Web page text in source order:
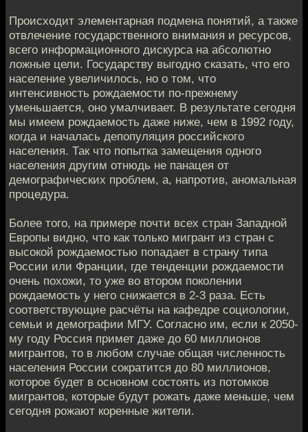
Происходит элементарная подмена понятий, а также
отвлечение государственного внимания и ресурсов,
всего информационного дискурса на абсолютно
ложные цели. Государству выгодно сказать, что его
население увеличилось, но о том, что
интенсивность рождаемости по-прежнему
уменьшается, оно умалчивает. В результате сегодня
мы имеем рождаемость даже ниже, чем в 1992 году,
когда и началась депопуляция российского
населения. Так что попытка замещения одного
населения другим отнюдь не панацея от
демографических проблем, а, напротив, аномальная
процедура.
Более того, на примере почти всех стран Западной
Европы видно, что как только мигрант из стран с
высокой рождаемостью попадает в страну типа
России или Франции, где тенденции рождаемости
очень похожи, то уже во втором поколении
рождаемость у него снижается в 2-3 раза. Есть
соответствующие расчёты на кафедре социологии,
семьи и демографии МГУ. Согласно им, если к 2050-
му году Россия примет даже до 60 миллионов
мигрантов, то в любом случае общая численность
населения России сократится до 80 миллионов,
которое будет в основном состоять из потомков
мигрантов, которые будут рожать даже меньше, чем
сегодня рожают коренные жители.